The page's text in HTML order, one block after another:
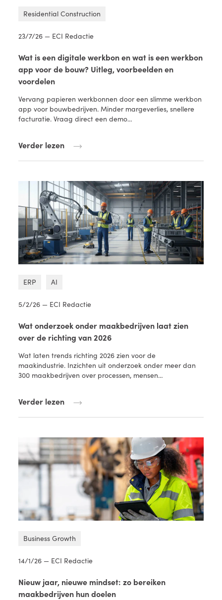
Residential Construction
23/7/26 — ECI Redactie
Wat is een digitale werkbon en wat is een werkbon
app voor de bouw? Uitleg, voorbeelden en
voordelen
Vervang papieren werkbonnen door een slimme werkbon
app voor bouwbedrijven. Minder margeverlies, snellere
facturatie. Vraag direct een demo…
Verder lezen
ERP AI
5/2/26 — ECI Redactie
Wat onderzoek onder maakbedrijven laat zien
over de richting van 2026
Wat laten trends richting 2026 zien voor de
maakindustrie. Inzichten uit onderzoek onder meer dan
300 maakbedrijven over processen, mensen…
Verder lezen
Business Growth
14/1/26 — ECI Redactie
Nieuw jaar, nieuwe mindset: zo bereiken
maakbedrijven hun doelen